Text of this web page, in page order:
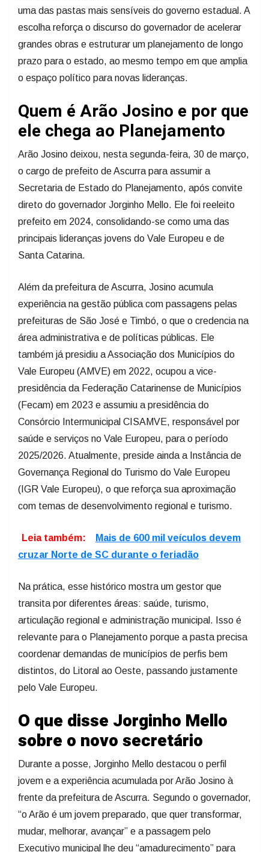
uma das pastas mais sensíveis do governo estadual. A
escolha reforça o discurso do governador de acelerar
grandes obras e estruturar um planejamento de longo
prazo para o estado, ao mesmo tempo em que amplia
o espaço político para novas lideranças.
Quem é Arão Josino e por que
ele chega ao Planejamento
Arão Josino deixou, nesta segunda-feira, 30 de março,
o cargo de prefeito de Ascurra para assumir a
Secretaria de Estado do Planejamento, após convite
direto do governador Jorginho Mello. Ele foi reeleito
prefeito em 2024, consolidando-se como uma das
principais lideranças jovens do Vale Europeu e de
Santa Catarina.
Além da prefeitura de Ascurra, Josino acumula
experiência na gestão pública com passagens pelas
prefeituras de São José e Timbó, o que o credencia na
área administrativa e de políticas públicas. Ele
também já presidiu a Associação dos Municípios do
Vale Europeu (AMVE) em 2022, ocupou a vice-
presidência da Federação Catarinense de Municípios
(Fecam) em 2023 e assumiu a presidência do
Consórcio Intermunicipal CISAMVE, responsável por
saúde e serviços no Vale Europeu, para o período
2025/2026. Atualmente, preside ainda a Instância de
Governança Regional do Turismo do Vale Europeu
(IGR Vale Europeu), o que reforça sua aproximação
com temas de desenvolvimento regional e turismo.
Leia também:
Mais de 600 mil veículos devem
cruzar Norte de SC durante o feriadão
Na prática, esse histórico mostra um gestor que
transita por diferentes áreas: saúde, turismo,
articulação regional e administração municipal. Isso é
relevante para o Planejamento porque a pasta precisa
coordenar demandas de municípios de perfis bem
distintos, do Litoral ao Oeste, passando justamente
pelo Vale Europeu.
O que disse Jorginho Mello
sobre o novo secretário
Durante a posse, Jorginho Mello destacou o perfil
jovem e a experiência acumulada por Arão Josino à
frente da prefeitura de Ascurra. Segundo o governador,
“o Arão é um jovem preparado, que quer transformar,
mudar, melhorar, avançar” e a passagem pelo
Executivo municipal lhe deu “amadurecimento” para